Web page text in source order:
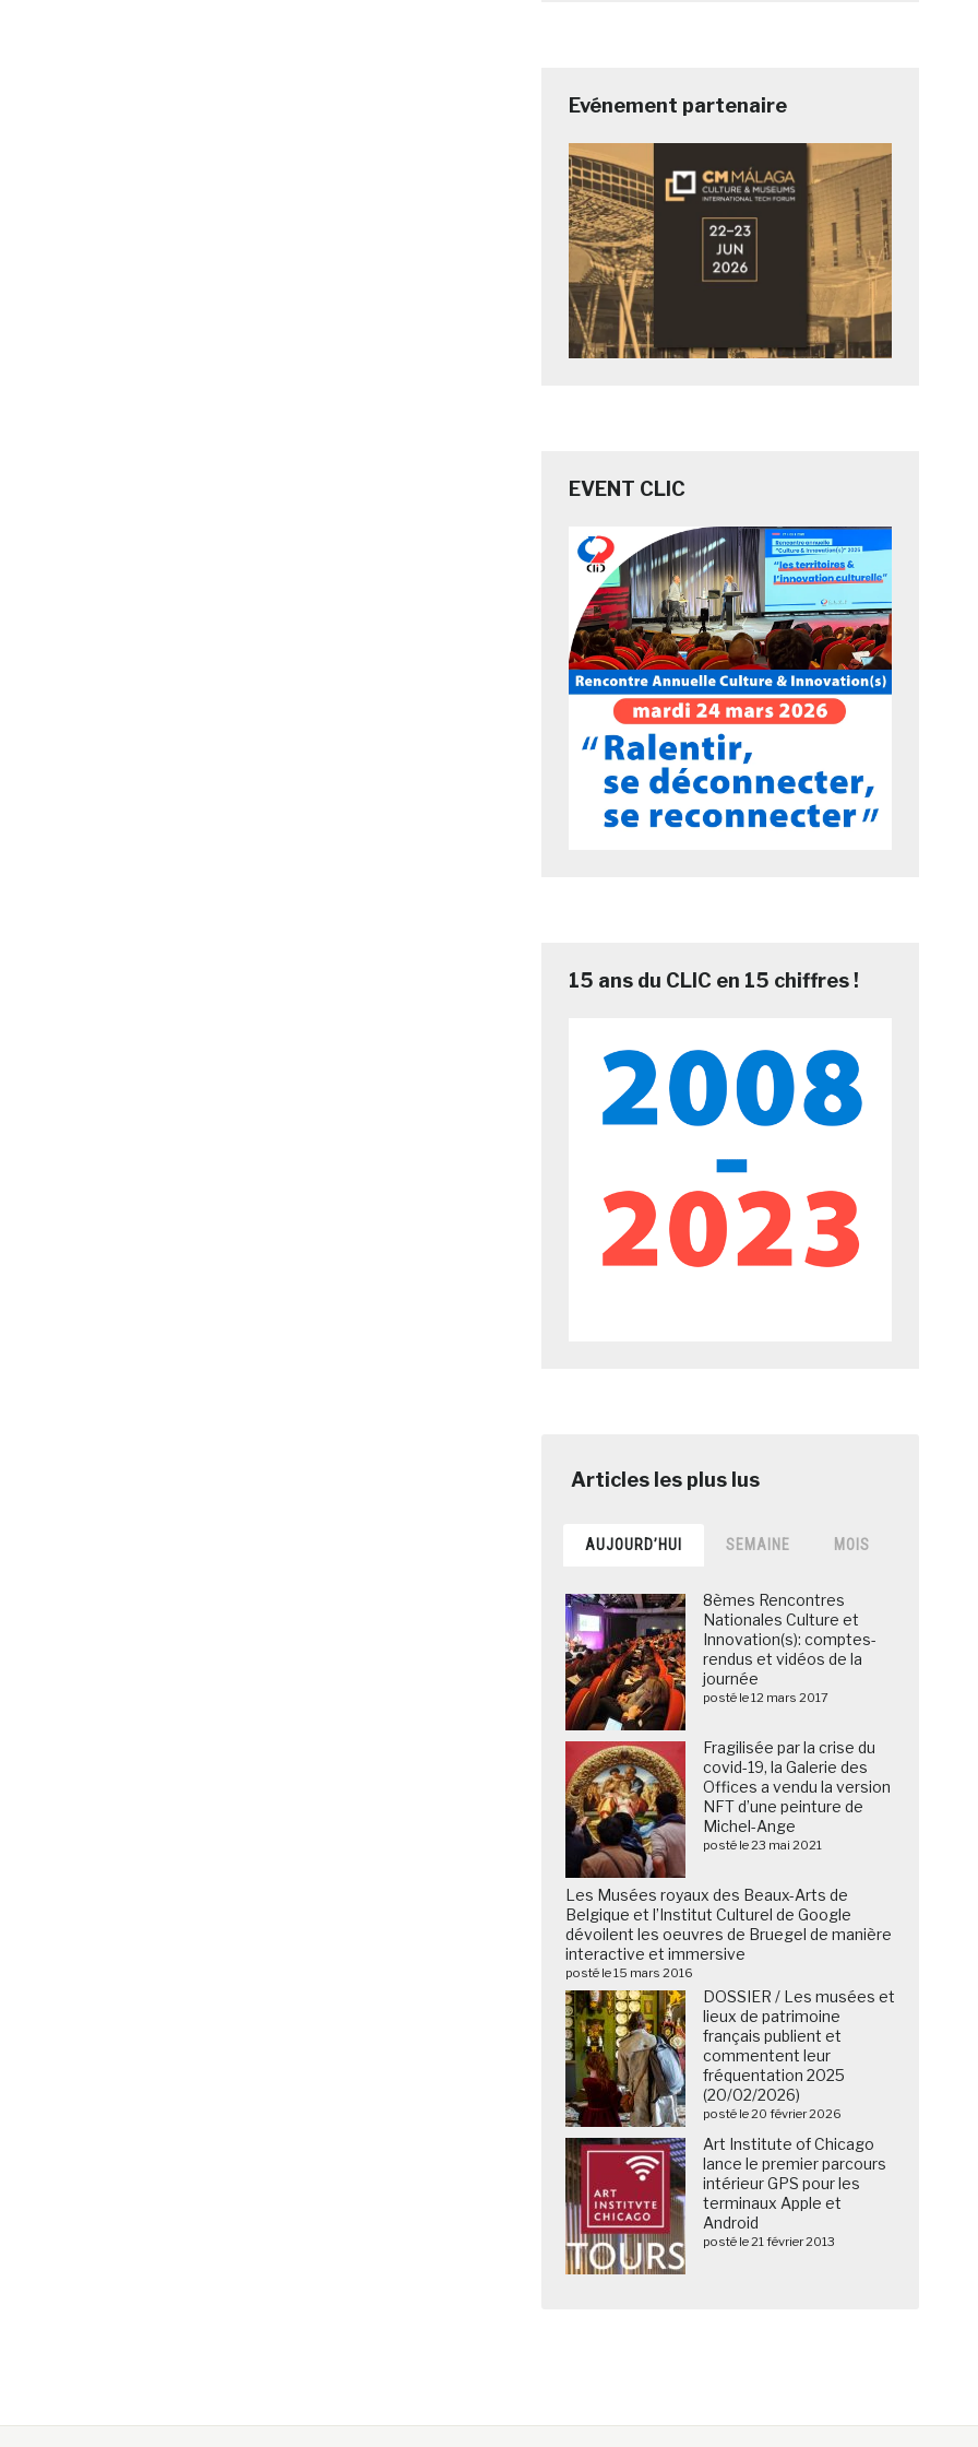
Evénement partenaire
EVENT CLIC
15 ans du CLIC en 15 chiffres !
AUJOURD’HUI SEMAINE MOIS
8èmes Rencontres
Nationales Culture et
Innovation(s): comptes-
rendus et vidéos de la
journée
posté le 12 mars 2017
Fragilisée par la crise du
covid-19, la Galerie des
Offices a vendu la version
NFT d’une peinture de
Michel-Ange
posté le 23 mai 2021
Les Musées royaux des Beaux-Arts de
Belgique et l’Institut Culturel de Google
dévoilent les oeuvres de Bruegel de manière
interactive et immersive
posté le 15 mars 2016
DOSSIER / Les musées et
lieux de patrimoine
français publient et
commentent leur
fréquentation 2025
(20/02/2026)
posté le 20 février 2026
Art Institute of Chicago
lance le premier parcours
intérieur GPS pour les
terminaux Apple et
Android
posté le 21 février 2013